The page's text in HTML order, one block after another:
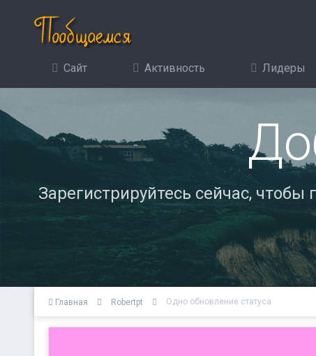
Сайт Активность Лидеры
Зарегистрируйтесь сейчас,
Главная Robertpt Одно обновление статуса